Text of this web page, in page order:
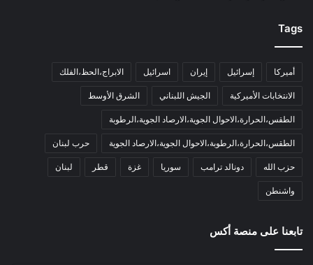
Tags
أميركا إسرائيل إيران اسرائيل الابراج،الحظ،الفلك
الانتخابات الأميركية الجيش اللبناني الشرق الأوسط
الطقس،الحرارة،الاحوال الجوية،الارصاد الجوية،الرطوبة
الطقس،الحرارة،الرطوبة،الاحوال الجوية،الارصاد الجوية حرب لبنان
حزب الله دونالد ترامب سوريا غزة قطر لبنان
واشنطن
تابعنا على منصة أكس